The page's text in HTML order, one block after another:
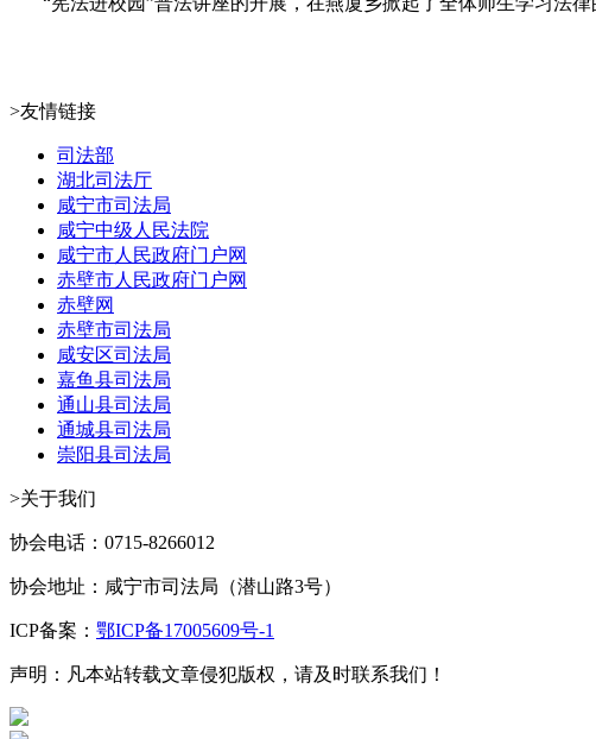
>友情链接
司法部
湖北司法厅
咸宁市司法局
咸宁中级人民法院
咸宁市人民政府门户网
赤壁市人民政府门户网
赤壁网
赤壁市司法局
咸安区司法局
嘉鱼县司法局
通山县司法局
通城县司法局
崇阳县司法局
>关于我们
协会电话：0715-8266012
协会地址：咸宁市司法局（潜山路3号）
ICP备案： 鄂ICP备17005609号-1
声明：凡本站转载文章侵犯版权，请及时联系我们！